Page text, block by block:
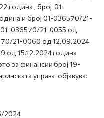
година , број 01-
и број 01-036570/21-
01-036570/21-0055 од
21-0060 од 12.09.2024
од 15.12.2024 година
за финансии број 19-
управа објавува:
2024